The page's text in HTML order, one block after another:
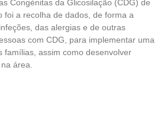
Congénitas da Glicosilação (CDG) de
foi a recolha de dados, de forma a
das alergias e de outras
com CDG, para implementar uma
famílias, assim como desenvolver
área.